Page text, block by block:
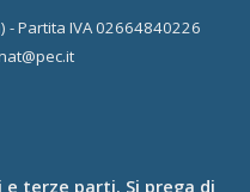
- Partita IVA 02664840226
terze parti. Si prega di